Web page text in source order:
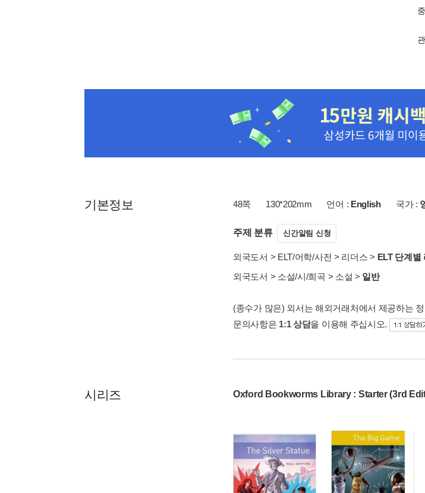
기본정보 48쪽 130*202mm 언어 : English 국가 :
주제 분류 신간알림 신청
외국도서 > ELT/어학/사전 > 리더스 > ELT 단계별
외국도서 > 소설/시/희곡 > 소설 > 일반
(종수가 많은) 외서는 해외거래처에서 제공하는
문의사항은 1:1 상담을 이용해 주십시오.
시리즈 Oxford Bookworms Library : Starter (3rd